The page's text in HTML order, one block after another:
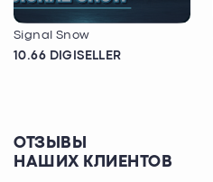
Signal Snow
10.66 DIGISELLER
ОТЗЫВЫ
НАШИХ КЛИЕНТОВ